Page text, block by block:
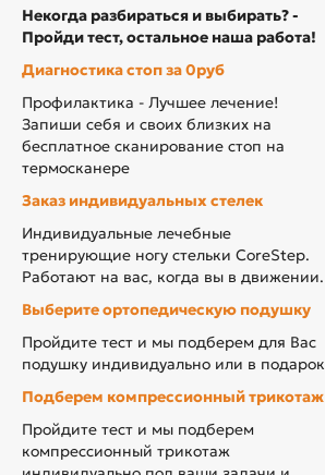
Информация
О нас
Производители
Новости
Оплата и доставка
Подарочный сертификат
Товары по Акции
Акция Вторая Жизнь
Акция Скидка за Отзыв
Компенсация за ТСР
Некогда разбираться и выбирать? -
Пройди тест, остальное наша работа!
Диагностика стоп за 0руб
Профилактика - Лучшее лечение!
Запиши себя и своих близких на
бесплатное сканирование стоп на
термосканере
Заказ индивидуальных стелек
Индивидуальные лечебные
тренирующие ногу стельки CoreStep.
Работают на вас, когда вы в движении.
Выберите ортопедическую подушку
Пройдите тест и мы подберем для Вас
подушку индивидуально или в подарок
Подберем компрессионный трикотаж
Пройдите тест и мы подберем
компрессионный трикотаж